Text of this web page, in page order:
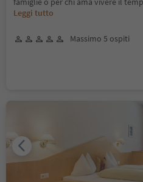
Leggi tutto
Massimo 5 ospiti